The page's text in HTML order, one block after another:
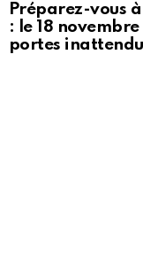
Préparez-vous
: le 18
portes